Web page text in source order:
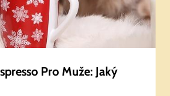
Pro Muže: Jaký